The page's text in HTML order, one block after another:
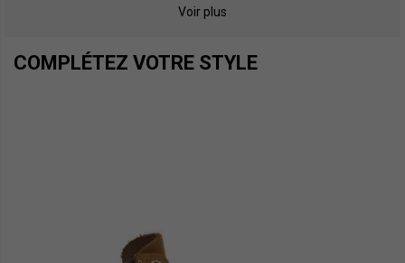
Shoes inspirent liberté et émancipation et sont une
commence par se sentir bien dans ses chaussures.
Voir plus
COMPLÉTEZ VOTRE STYLE